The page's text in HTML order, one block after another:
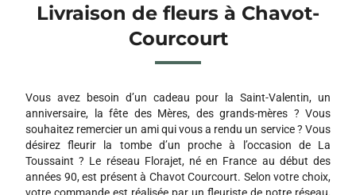
Livraison de fleurs à Chavot-
Courcourt
Vous avez besoin d’un cadeau pour la Saint-Valentin, un
anniversaire, la fête des Mères, des grands-mères ? Vous
souhaitez remercier un ami qui vous a rendu un service ? Vous
désirez fleurir la tombe d’un proche à l’occasion de La
Toussaint ? Le réseau Florajet, né en France au début des
années 90, est présent à Chavot Courcourt. Selon votre choix,
votre commande est réalisée par un fleuriste de notre réseau,